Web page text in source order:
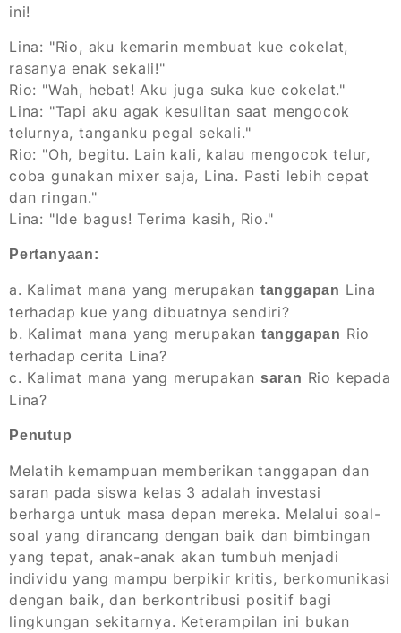
ini!
Lina: "Rio, aku kemarin membuat kue cokelat,
rasanya enak sekali!"
Rio: "Wah, hebat! Aku juga suka kue cokelat."
Lina: "Tapi aku agak kesulitan saat mengocok
telurnya, tanganku pegal sekali."
Rio: "Oh, begitu. Lain kali, kalau mengocok telur,
coba gunakan mixer saja, Lina. Pasti lebih cepat
dan ringan."
Lina: "Ide bagus! Terima kasih, Rio."
Pertanyaan:
a. Kalimat mana yang merupakan tanggapan Lina
terhadap kue yang dibuatnya sendiri?
b. Kalimat mana yang merupakan tanggapan Rio
terhadap cerita Lina?
c. Kalimat mana yang merupakan saran Rio kepada
Lina?
Penutup
Melatih kemampuan memberikan tanggapan dan
saran pada siswa kelas 3 adalah investasi
berharga untuk masa depan mereka. Melalui soal-
soal yang dirancang dengan baik dan bimbingan
yang tepat, anak-anak akan tumbuh menjadi
individu yang mampu berpikir kritis, berkomunikasi
dengan baik, dan berkontribusi positif bagi
lingkungan sekitarnya. Keterampilan ini bukan